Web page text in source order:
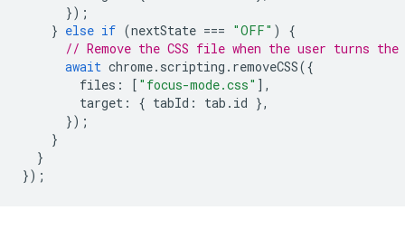
});
} else if (nextState === "OFF" )
{
// Remove the CSS file when the user turns
await chrome. scripting . removeCSS({
files : [ "focus-mode.css" ],
target : { tabId : tab . id },
});
}
}
});